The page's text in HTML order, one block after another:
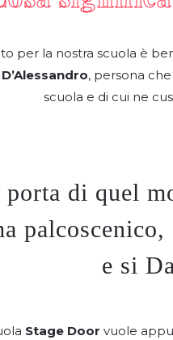
per la nostra scuola è
, persona
scuola e di cui ne
porta di quel
e si
Stage Door vuole